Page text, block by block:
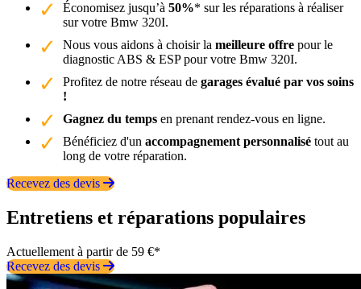
Économisez jusqu’à 50%* sur les réparations à réaliser
sur votre Bmw 320I.
Nous vous aidons à choisir la meilleure offre pour le
diagnostic ABS & ESP pour votre Bmw 320I.
Profitez de notre réseau de garages évalué par vos soins
!
Gagnez du temps en prenant rendez-vous en ligne.
Bénéficiez d'un accompagnement personnalisé tout au
long de votre réparation.
Recevez des devis
Entretiens et réparations populaires
Actuellement à partir de 59 €*
Recevez des devis